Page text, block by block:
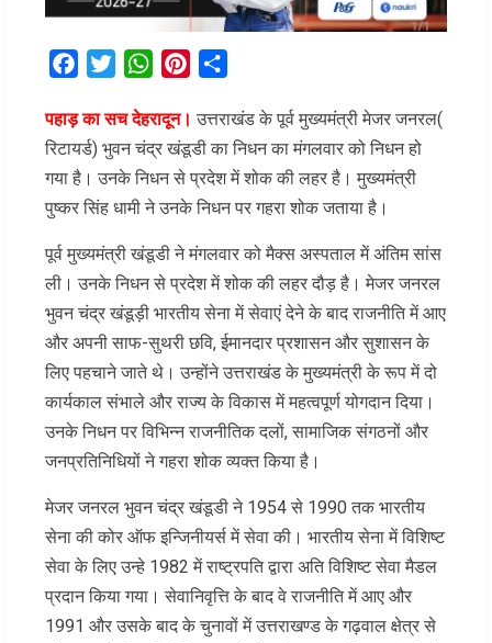
FacebookTwitterWhatsAppPinterest
पहाड़ का सच देहरादून। उत्तराखंड के पूर्व मुख्यमंत्री मेजर जनरल(
रिटायर्ड) भुवन चंद्र खंडूडी का निधन का मंगलवार को निधन हो
गया है। उनके निधन से प्रदेश में शोक की लहर है। मुख्यमंत्री
पुष्कर सिंह धामी ने उनके निधन पर गहरा शोक जताया है।
पूर्व मुख्यमंत्री खंडूडी ने मंगलवार को मैक्स अस्पताल में अंतिम सांस
ली। उनके निधन से प्रदेश में शोक की लहर दौड़ है। मेजर जनरल
भुवन चंद्र खंडूड़ी भारतीय सेना में सेवाएं देने के बाद राजनीति में आए
और अपनी साफ-सुथरी छवि, ईमानदार प्रशासन और सुशासन के
लिए पहचाने जाते थे। उन्होंने उत्तराखंड के मुख्यमंत्री के रूप में दो
कार्यकाल संभाले और राज्य के विकास में महत्वपूर्ण योगदान दिया।
उनके निधन पर विभिन्न राजनीतिक दलों, सामाजिक संगठनों और
जनप्रतिनिधियों ने गहरा शोक व्यक्त किया है।
मेजर जनरल भुवन चंद्र खंडूडी ने 1954 से 1990 तक भारतीय
सेना की कोर ऑफ इन्जिनीयर्स में सेवा की। भारतीय सेना में विशिष्ट
सेवा के लिए उन्हे 1982 में राष्ट्रपति द्वारा अति विशिष्ट सेवा मैडल
प्रदान किया गया। सेवानिवृत्ति के बाद वे राजनीति में आए और
1991 और उसके बाद के चुनावों में उत्तराखण्ड के गढ़वाल क्षेत्र से